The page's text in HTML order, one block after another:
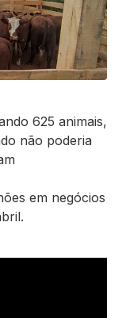
625 animais,
não poderia
em negócios